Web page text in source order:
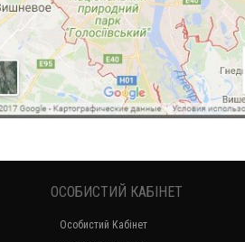
ОСОБИСТИЙ КАБІНЕТ
Особистий Кабінет